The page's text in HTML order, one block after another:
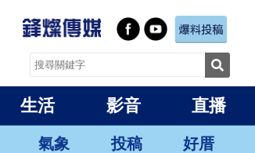
生活 影音 直播
氣象 投稿 好厝